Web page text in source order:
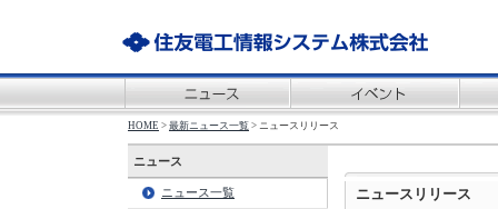
HOME > 最新ニュース一覧 > ニュースリリース
ニュース
ニュース一覧 ニュースリリース